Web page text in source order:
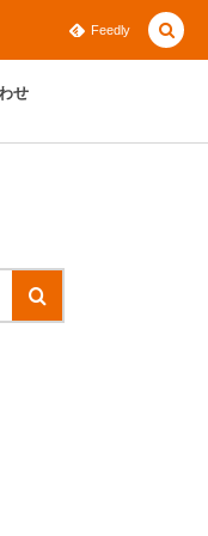
Feedly
せ